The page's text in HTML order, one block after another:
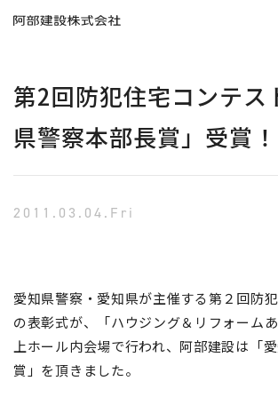
第2回防犯住宅コンテス
県警察本部長賞」受賞！
2011.03.04.Fri
愛知県警察・愛知県が主催する第２回防
の表彰式が、「ハウジング＆リフォーム
上ホール内会場で行われ、阿部建設は「
賞」を頂きました。